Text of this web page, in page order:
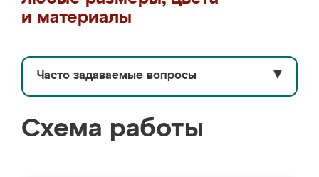
и материалы
Часто задаваемые вопросы ▼
Схема работы